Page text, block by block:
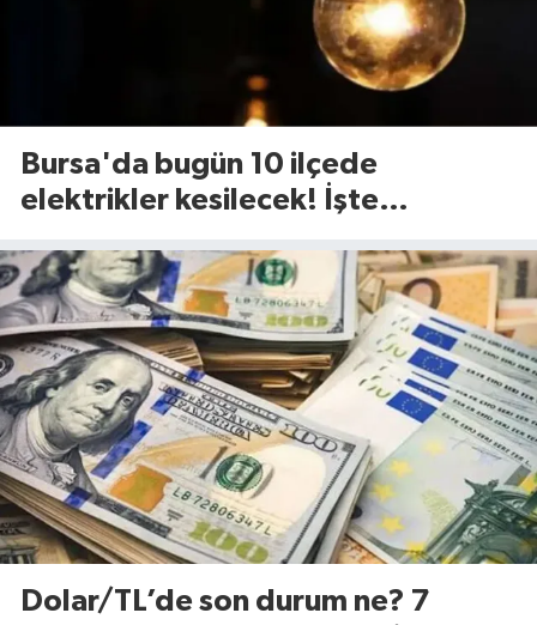
Bursa'da bugün 10 ilçede
elektrikler kesilecek! İşte
Cuma)
Dolar/TL’de son durum ne? 7